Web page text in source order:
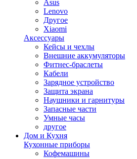
Asus
Lenovo
Другое
Xiaomi
Аксессуары
Кейсы и чехлы
Внешние аккумуляторы
Фитнес-браслеты
Кабели
Зарядное устройство
Защита экрана
Наушники и гарнитуры
Запасные части
Умные часы
другое
Дом и Кухня
Кухонные приборы
Кофемашины